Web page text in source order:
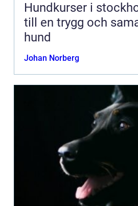
Hundkurser i stockholm
till en trygg och
hund
Johan Norberg